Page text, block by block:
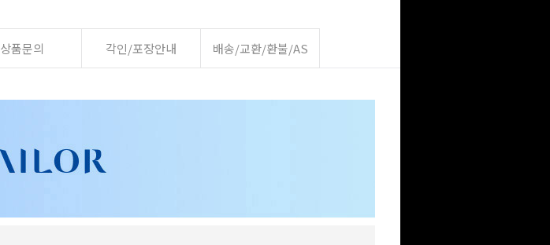
상품문의 각인/포장안내 배송/교환/환불/AS